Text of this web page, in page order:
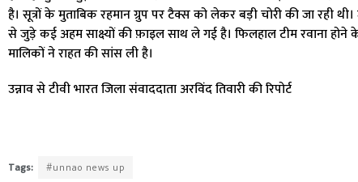
है। सूत्रों के मुताबिक रहमान ग्रुप पर टैक्स को लेकर बड़ी चोरी की जा रही
से जुड़े कई अहम साक्ष्यों की फ़ाइल साथ ले गई है। फिलहाल टीम रवाना होने
मालिकों ने राहत की सांस ली है।
उन्नाव से टीवी भारत जिला संवाददाता अरविंद तिवारी की रिपोर्ट
Tags: #unnao news up